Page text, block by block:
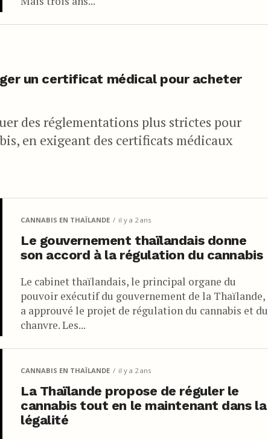
un certificat médical pour acheter
des réglementations plus strictes pour
en exigeant des certificats médicaux
CANNABIS EN THAÏLANDE il y a 2 ans
Le gouvernement thaïlandais donne
son accord à la régulation du cannabis
Le cabinet thaïlandais, le principal organe du
pouvoir exécutif du gouvernement de la Thaïlande,
a approuvé le projet de régulation du cannabis et du
chanvre. Les...
CANNABIS EN THAÏLANDE il y a 2 ans
La Thaïlande propose de réguler le
cannabis tout en le maintenant dans la
légalité